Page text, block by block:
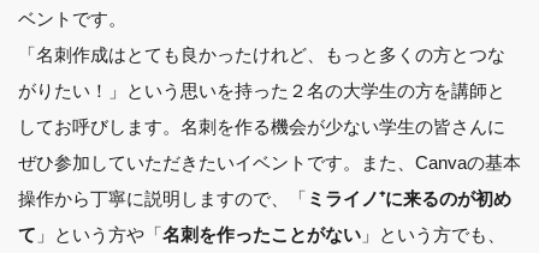
ベントです。
「名刺作成はとても良かったけれど、もっと多くの方とつな
がりたい！」という思いを持った２名の大学生の方を講師と
してお呼びします。名刺を作る機会が少ない学生の皆さんに
ぜひ参加していただきたいイベントです。また、Canvaの基本
操作から丁寧に説明しますので、「 ミライノ⁺に来るのが初め
て 」という方や「名刺を作ったことがない 」という方でも、